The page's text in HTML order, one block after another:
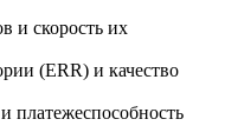
и скорость их
(ERR) и качество
платежеспособность